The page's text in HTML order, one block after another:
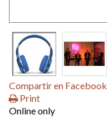
Compartir en Facebook
Print
Online only